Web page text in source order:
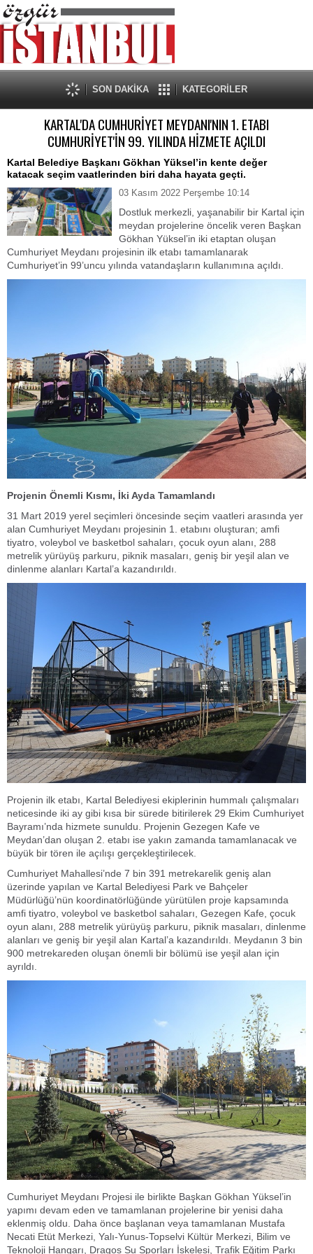
SON DAKİKA KATEGORİLER
KARTAL'DA CUMHURİYET MEYDANI'NIN 1. ETABI
CUMHURİYET'İN 99. YILINDA HİZMETE AÇILDI
Kartal Belediye Başkanı Gökhan Yüksel’in kente değer
katacak seçim vaatlerinden biri daha hayata geçti.
03 Kasım 2022 Perşembe 10:14
Dostluk merkezli, yaşanabilir bir Kartal için
meydan projelerine öncelik veren Başkan
Gökhan Yüksel’in iki etaptan oluşan
Cumhuriyet Meydanı projesinin ilk etabı tamamlanarak
Cumhuriyet’in 99’uncu yılında vatandaşların kullanımına açıldı.
Projenin Önemli Kısmı, İki Ayda Tamamlandı
31 Mart 2019 yerel seçimleri öncesinde seçim vaatleri arasında yer
alan Cumhuriyet Meydanı projesinin 1. etabını oluşturan; amfi
tiyatro, voleybol ve basketbol sahaları, çocuk oyun alanı, 288
metrelik yürüyüş parkuru, piknik masaları, geniş bir yeşil alan ve
dinlenme alanları Kartal’a kazandırıldı.
Projenin ilk etabı, Kartal Belediyesi ekiplerinin hummalı çalışmaları
neticesinde iki ay gibi kısa bir sürede bitirilerek 29 Ekim Cumhuriyet
Bayramı’nda hizmete sunuldu. Projenin Gezegen Kafe ve
Meydan’dan oluşan 2. etabı ise yakın zamanda tamamlanacak ve
büyük bir tören ile açılışı gerçekleştirilecek.
Cumhuriyet Mahallesi’nde 7 bin 391 metrekarelik geniş alan
üzerinde yapılan ve Kartal Belediyesi Park ve Bahçeler
Müdürlüğü’nün koordinatörlüğünde yürütülen proje kapsamında
amfi tiyatro, voleybol ve basketbol sahaları, Gezegen Kafe, çocuk
oyun alanı, 288 metrelik yürüyüş parkuru, piknik masaları, dinlenme
alanları ve geniş bir yeşil alan Kartal’a kazandırıldı. Meydanın 3 bin
900 metrekareden oluşan önemli bir bölümü ise yeşil alan için
ayrıldı.
Cumhuriyet Meydanı Projesi ile birlikte Başkan Gökhan Yüksel’in
yapımı devam eden ve tamamlanan projelerine bir yenisi daha
eklenmiş oldu. Daha önce başlanan veya tamamlanan Mustafa
Necati Etüt Merkezi, Yalı-Yunus-Topselvi Kültür Merkezi, Bilim ve
Teknoloji Hangarı, Dragos Su Sporları İskelesi, Trafik Eğitim Parkı